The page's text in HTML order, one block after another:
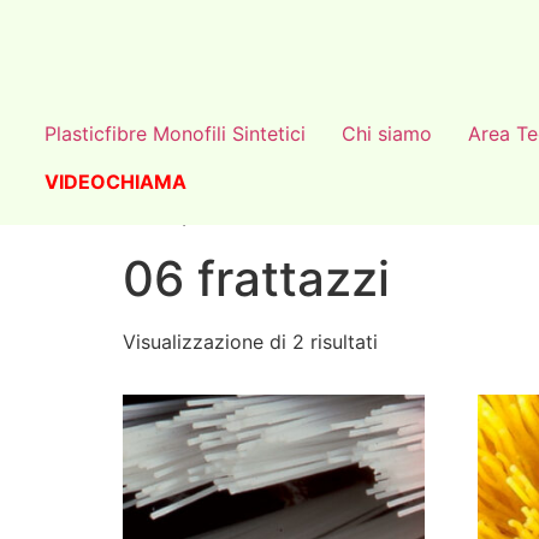
Plasticfibre Monofili Sintetici Chi siamo
Area
VIDEOCHIAMA
06 frattazzi
Visualizzazione di 2 risultati